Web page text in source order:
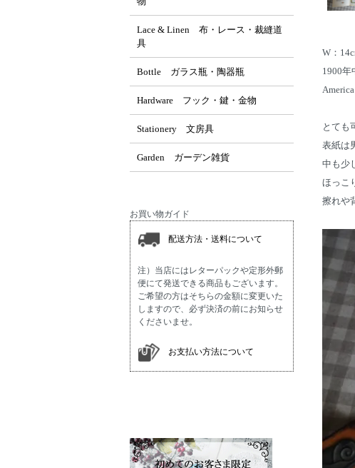
W：
1900年
America
とても
表紙は
中も少
ほっこ
擦れや
Lace & Linen 布・レース・裁縫道
具
Bottle ガラス瓶・陶器瓶
Hardware フック・鍵・金物
Stationery 文房具
Garden ガーデン雑貨
お買い物ガイド
配送方法・送料について
注）当店にはレターパックや定形外郵
便にて発送できる商品もございます。
ご希望の方はそちらの金額に変更いた
しますので、必ず決済の前にお知らせ
くださいませ。
お支払い方法について